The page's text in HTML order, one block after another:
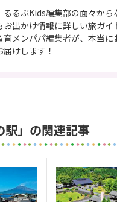
るるぶKids編集部の面々から
出かけ情報に詳しい旅ガイ
育メンパパ編集者が、本当に
けします！
駅」の関連記事